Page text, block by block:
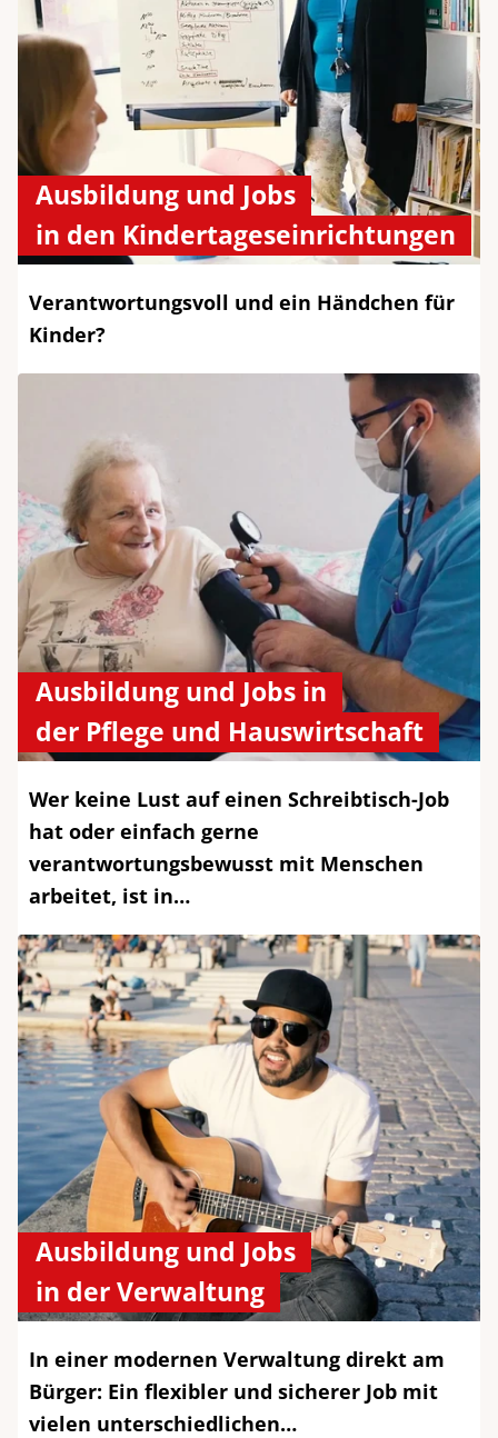
Ausbildung und Jobs
in den Kindertageseinrichtungen
Verantwortungsvoll und ein Händchen für
Kinder?
Ausbildung und Jobs in
der Pflege und Hauswirtschaft
Wer keine Lust auf einen Schreibtisch-Job
hat oder einfach gerne
verantwortungsbewusst mit Menschen
arbeitet, ist in…
Ausbildung und Jobs
in der Verwaltung
In einer modernen Verwaltung direkt am
Bürger: Ein flexibler und sicherer Job mit
vielen unterschiedlichen…